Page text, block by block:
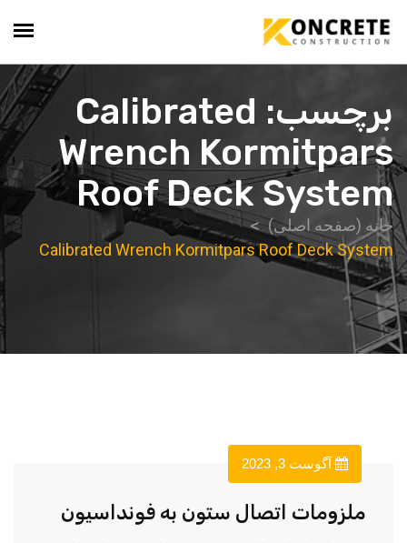
برچسب: Calibrated
Wrench Kormitpars
Roof Deck System
خانه (صفحه اصلی)
Calibrated Wrench Kormitpars Roof Deck System
آگوست 3, 2023
ملزومات اتصال ستون به فونداسیون